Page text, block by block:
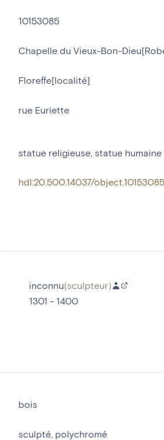
10153085
Chapelle du Vieux-Bon-
Floreffe[localité]
rue Euriette
statue religieuse statue humaine
hdl:20.500.14037/object.10153085
inconnu(sculpteur)
1301 - 1400
bois
sculpté polychromé